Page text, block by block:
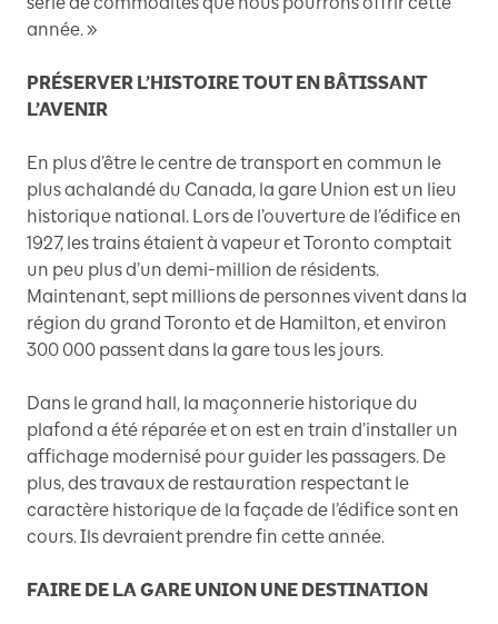
année. »
PRÉSERVER L’HISTOIRE TOUT EN BÂTISSANT
L’AVENIR
En plus d’être le centre de transport en commun le
plus achalandé du Canada, la gare Union est un lieu
historique national. Lors de l’ouverture de l’édifice en
1927, les trains étaient à vapeur et Toronto comptait
un peu plus d’un demi-million de résidents.
Maintenant, sept millions de personnes vivent dans la
région du grand Toronto et de Hamilton, et environ
300 000 passent dans la gare tous les jours.
Dans le grand hall, la maçonnerie historique du
plafond a été réparée et on est en train d’installer un
affichage modernisé pour guider les passagers. De
plus, des travaux de restauration respectant le
caractère historique de la façade de l’édifice sont en
cours. Ils devraient prendre fin cette année.
FAIRE DE LA GARE UNION UNE DESTINATION